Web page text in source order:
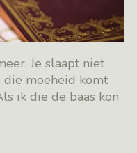
Je slaapt niet
die moeheid komt
ik die de baas kon